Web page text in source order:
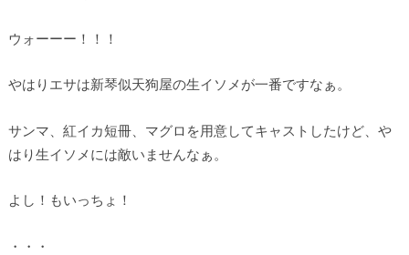
ウォーーー！！！
やはりエサは新琴似天狗屋の生イソメが一番ですなぁ。
サンマ、紅イカ短冊、マグロを用意してキャストしたけど、や
はり生イソメには敵いませんなぁ。
よし！もいっちょ！
・・・